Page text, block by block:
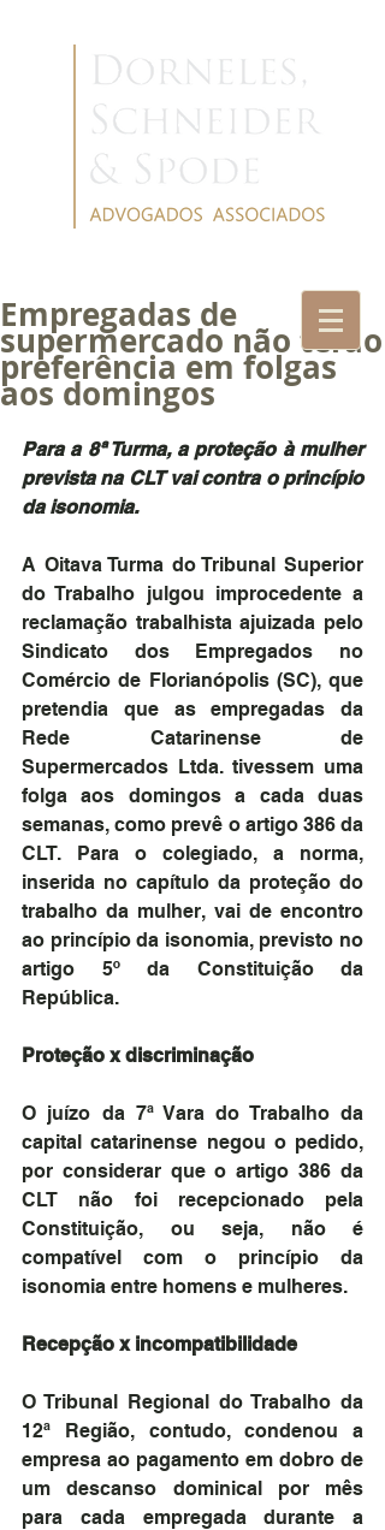
Empregadas de
supermercado não terão
preferência em folgas
aos domingos
Para a 8ª Turma, a proteção à mulher
prevista na CLT vai contra o princípio
da isonomia.
A Oitava Turma do Tribunal Superior
do Trabalho julgou improcedente a
reclamação trabalhista ajuizada pelo
Sindicato dos Empregados no
Comércio de Florianópolis (SC), que
pretendia que as empregadas da
Rede Catarinense de
Supermercados Ltda. tivessem uma
folga aos domingos a cada duas
semanas, como prevê o artigo 386 da
CLT. Para o colegiado, a norma,
inserida no capítulo da proteção do
trabalho da mulher, vai de encontro
ao princípio da isonomia, previsto no
artigo 5º da Constituição da
República.
Proteção x discriminação
O juízo da 7ª Vara do Trabalho da
capital catarinense negou o pedido,
por considerar que o artigo 386 da
CLT não foi recepcionado pela
Constituição, ou seja, não é
compatível com o princípio da
isonomia entre homens e mulheres.
Recepção x incompatibilidade
O Tribunal Regional do Trabalho da
12ª Região, contudo, condenou a
empresa ao pagamento em dobro de
um descanso dominical por mês
para cada empregada durante a